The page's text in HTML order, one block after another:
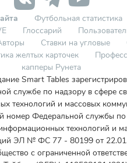
Футбольная статистика
Глоссарий
Ставки на угловые
желтых карточек
капперы Рунета
Smart Tables
службе по надзору в сфере
технологий и массовых
номер Федеральной службы
технологий и
ЭЛ № ФС 77 - 80199 от
с ограниченной